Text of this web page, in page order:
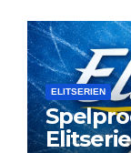
ELITSERIEN